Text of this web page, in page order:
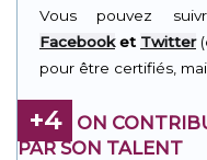
Vous pouvez
Facebooket Twitter
pour être certifiés,
+4
ON
PAR SON TALENT